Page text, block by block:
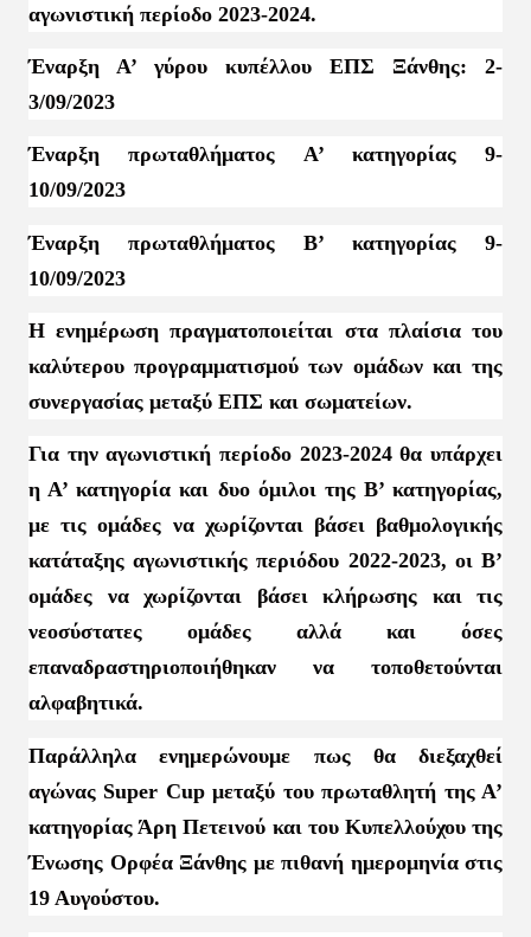
αγωνιστική περίοδο 2023-2024.
Έναρξη Α’ γύρου κυπέλλου ΕΠΣ Ξάνθης: 2-
3/09/2023
Έναρξη πρωταθλήματος Α’ κατηγορίας 9-
10/09/2023
Έναρξη πρωταθλήματος Β’ κατηγορίας 9-
10/09/2023
Η ενημέρωση πραγματοποιείται στα πλαίσια του
καλύτερου προγραμματισμού των ομάδων και της
συνεργασίας μεταξύ ΕΠΣ και σωματείων.
Για την αγωνιστική περίοδο 2023-2024 θα υπάρχει
η Α’ κατηγορία και δυο όμιλοι της Β’ κατηγορίας,
με τις ομάδες να χωρίζονται βάσει βαθμολογικής
κατάταξης αγωνιστικής περιόδου 2022-2023, οι Β’
ομάδες να χωρίζονται βάσει κλήρωσης και τις
νεοσύστατες ομάδες αλλά και όσες
επαναδραστηριοποιήθηκαν να τοποθετούνται
αλφαβητικά.
Παράλληλα ενημερώνουμε πως θα διεξαχθεί
αγώνας Super Cupμεταξύ του πρωταθλητή της Α’
κατηγορίας Άρη Πετεινού και του Κυπελλούχου της
Ένωσης Ορφέα Ξάνθης με πιθανή ημερομηνία στις
19 Αυγούστου.